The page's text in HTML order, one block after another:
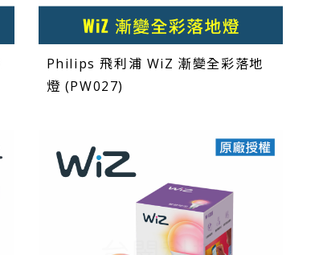
Philips 飛利浦 WiZ 漸變全彩落地
燈 (PW027)